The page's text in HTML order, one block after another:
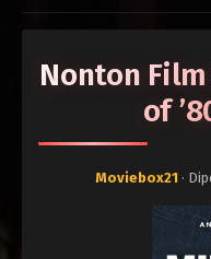
Nonton
of
Moviebox21·